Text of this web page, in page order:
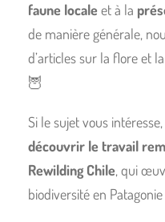
faune localeet à la
de manière générale,
d’articles sur la flore et
🦉
Si le sujet vous intéresse,
découvrir le travail
Rewilding Chile, qui
biodiversité en